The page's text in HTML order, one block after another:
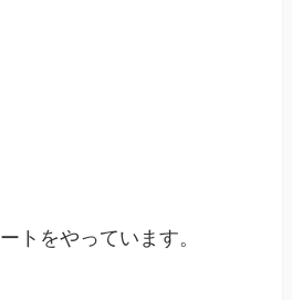
トをやっています。